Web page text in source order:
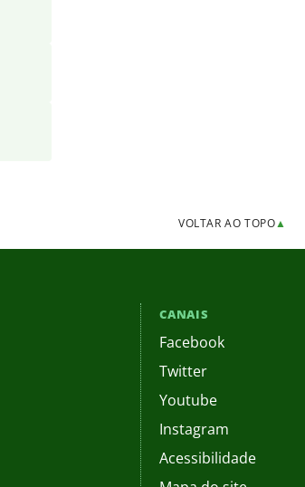
VOLTAR AO TOPO▲
CANAIS
Facebook
Twitter
Youtube
Instagram
Acessibilidade